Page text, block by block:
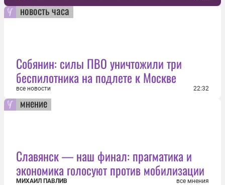
новость часа
Собянин: силы ПВО уничтожили три
беспилотника на подлете к Москве
все новости 22:32
мнение
Славянск — наш финал: прагматика и
экономика голосуют против мобилизации
МИХАИЛ ПАВЛИВ все мнения